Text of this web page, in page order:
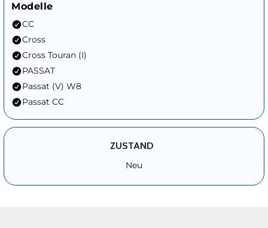
Modelle
CC
Cross
Cross Touran (I)
PASSAT
Passat (V) W8
Passat CC
ZUSTAND
Neu